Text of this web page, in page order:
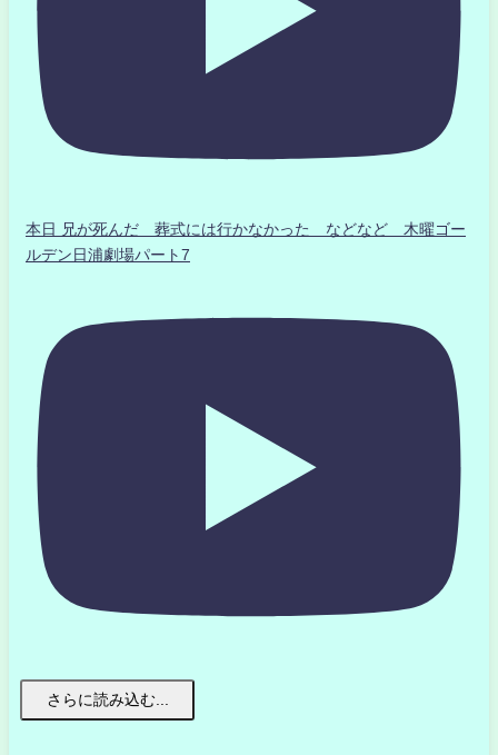
本日 兄が死んだ 葬式には行かなかった などなど 木曜ゴー
ルデン日浦劇場パート7
さらに読み込む...